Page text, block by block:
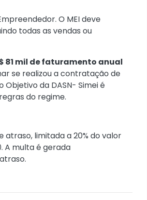
O MEI deve
todas as vendas ou
81 mil de faturamento anual
se realizou a contratação de
da DASN- Simei é
do regime.
atraso, limitada a 20% do valor
A multa é gerada